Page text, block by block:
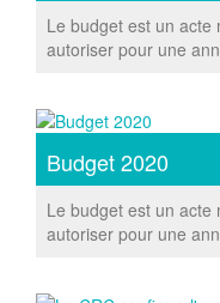
Le budget est un acte
autoriser pour une
Budget 2020
Le budget est un acte
autoriser pour une